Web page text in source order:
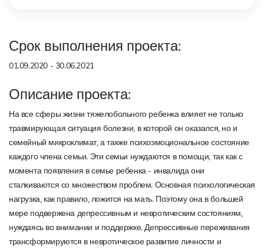
Срок выполнения проекта:
01.09.2020 - 30.06.2021
Описание проекта:
На все сферы жизни тяжелобольного ребенка влияет не только
травмирующая ситуация болезни, в которой он оказался, но и
семейный микроклимат, а также психоэмоциональное состояние
каждого члена семьи. Эти семьи нуждаются в помощи, так как с
момента появления в семье ребенка - инвалида они
сталкиваются со множеством проблем. Основная психологическая
нагрузка, как правило, ложится на мать. Поэтому она в большей
мере подвержена депрессивным и невротическим состояниям,
нуждаясь во внимании и поддержке. Депрессивные переживания
трансформируются в невротическое развитие личности и